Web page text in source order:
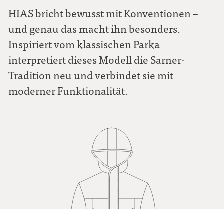
HIAS bricht bewusst mit Konventionen –
und genau das macht ihn besonders.
Inspiriert vom klassischen Parka
interpretiert dieses Modell die Sarner-
Tradition neu und verbindet sie mit
moderner Funktionalität.